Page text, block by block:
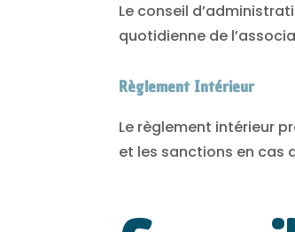
Le conseil
quotidienne de
Règlement Intérieur
Le règlement intérieur
et les sanctions en cas